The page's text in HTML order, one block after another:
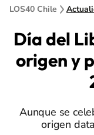
LOS40 Chile
Día del
origen y
Aunque se
origen